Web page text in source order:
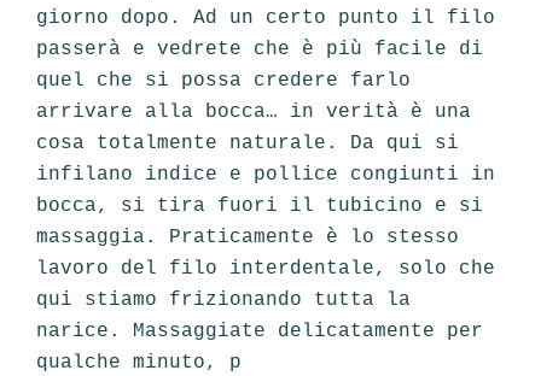
giorno dopo. Ad un certo punto il filo
passerà e vedrete che è più facile di
quel che si possa credere farlo
arrivare alla bocca… in verità è una
cosa totalmente naturale. Da qui si
infilano indice e pollice congiunti in
bocca, si tira fuori il tubicino e si
massaggia. Praticamente è lo stesso
lavoro del filo interdentale, solo che
qui stiamo frizionando tutta la
narice. Massaggiate delicatamente per
qualche minuto, p